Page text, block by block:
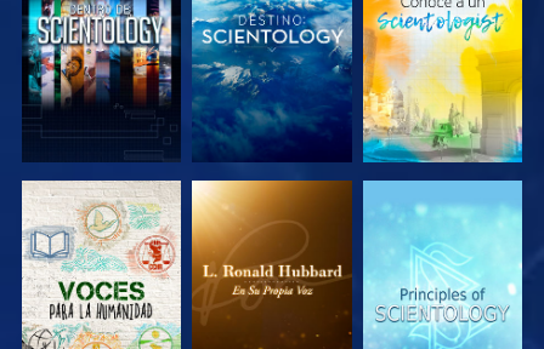
EXPLORA LAS
SERIES
EXPLORA LAS
SERIES
EXPLORA LAS
SERIES